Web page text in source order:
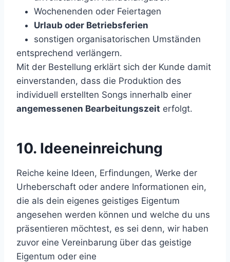
Wochenenden oder Feiertagen
Urlaub oder Betriebsferien
sonstigen organisatorischen Umständen
entsprechend verlängern.
Mit der Bestellung erklärt sich der Kunde damit
einverstanden, dass die Produktion des
individuell erstellten Songs innerhalb einer
angemessenen Bearbeitungszeit erfolgt.
10. Ideeneinreichung
Reiche keine Ideen, Erfindungen, Werke der
Urheberschaft oder andere Informationen ein,
die als dein eigenes geistiges Eigentum
angesehen werden können und welche du uns
präsentieren möchtest, es sei denn, wir haben
zuvor eine Vereinbarung über das geistige
Eigentum oder eine